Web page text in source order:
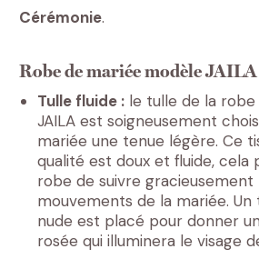
Cérémonie.
Robe de mariée modèle
Tulle fluide : le tulle de la
JAILA est soigneusement
mariée une tenue légère. Ce
qualité est doux et fluide, cela
robe de suivre gracieusement
mouvements de la mariée.
nude est placé pour donner
rosée qui illuminera le visage